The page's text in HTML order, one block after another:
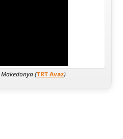
(TRT Avaz)